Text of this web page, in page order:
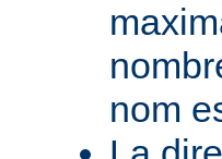
nom